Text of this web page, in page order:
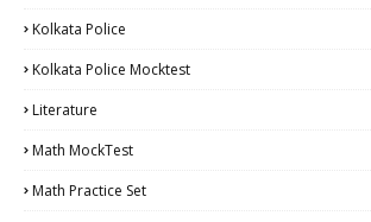
Kolkata Police
Kolkata Police Mocktest
Literature
Math MockTest
Math Practice Set